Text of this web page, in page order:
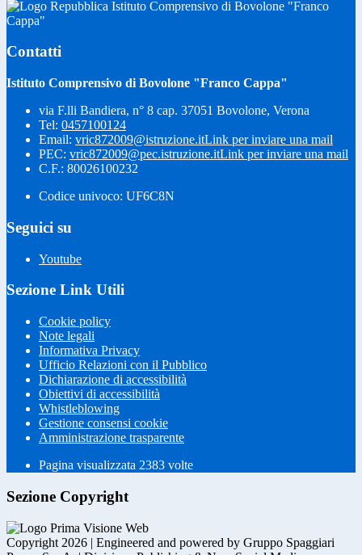
Istituto Comprensivo di Bovolone "Franco
Cappa"
Contatti
Istituto Comprensivo di Bovolone "Franco Cappa"
via F.lli Bandiera, n° 8 cap. 37051 Bovolone, Verona
Tel: 0457100124
Email: vric872009@istruzione.itLink per inviare una mail
PEC: vric872009@pec.istruzione.itLink per inviare una mail
C.F.: 80026100232
Codice univoco: UF6C8N
Seguici su
Youtube
Sezione Link Utili
Cookie policy
Note legali
Informativa Privacy
Ufficio Relazioni con il Pubblico
Dichiarazione di accessibilità
Obiettivi di accessibilità
Whistleblowing
Gestione consensi cookie
Amministrazione trasparente
Pagina visualizzata 2383 volte
Sezione Copyright
Copyright 2026 | Engineered and powered by Gruppo Spaggiari